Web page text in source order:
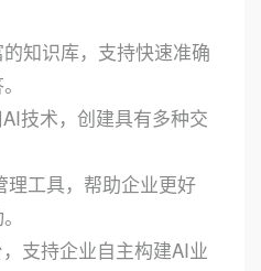
知识库，支持快速准确
技术，创建具有多种交
理工具，帮助企业更好
支持企业自主构建AI业